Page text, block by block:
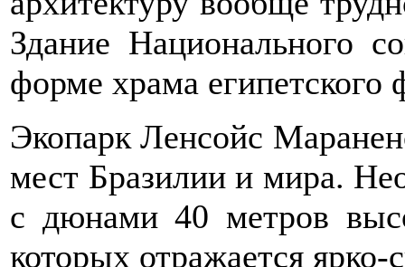
Здание Национального
форме храма египетского
Экопарк Ленсойс
мест Бразилии и мира.
с дюнами 40 метров
которых отражается